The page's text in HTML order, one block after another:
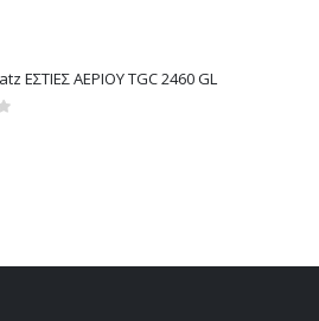
ΕΣΤΙΕΣ ΑΕΡΙΟΥ TGC 2460 GL